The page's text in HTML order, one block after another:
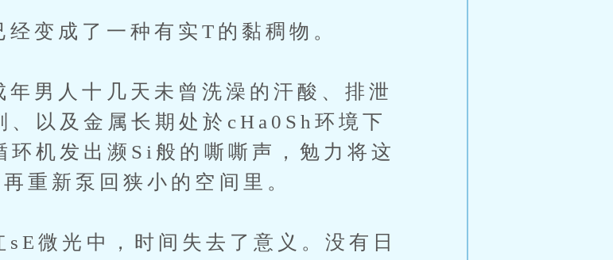
成了一种有实T的黏稠物。
人十几天未曾洗澡的汗酸、排泄
、以及金属长期处於cHa0Sh环境下
环机发出濒Si般的嘶嘶声，勉力将这
重新泵回狭小的空间里。
光中，时间失去了意义。没有日